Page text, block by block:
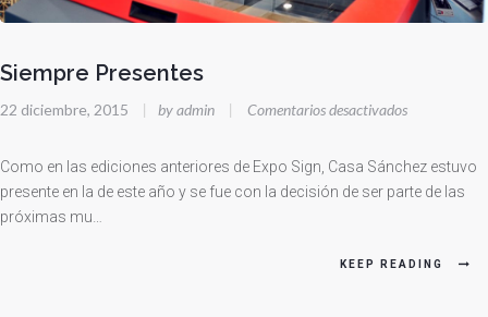
Siempre Presentes
22 diciembre, 2015 | by admin | Comentarios desactivadosen
Presentes
Como en las ediciones anteriores de Expo Sign, Casa Sánchez estuvo
presente en la de este año y se fue con la decisión de ser parte de las
próximas mu…
KEEP READING